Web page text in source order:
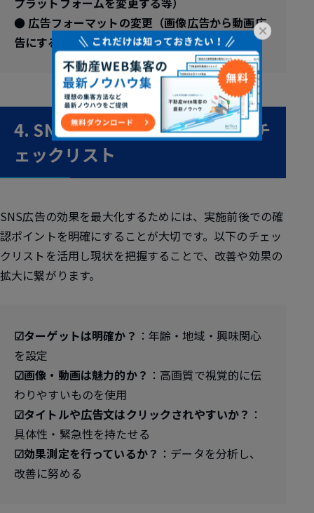
● 広告フォーマットの変更（画像広告から動画広
告にする等）
4. SNS広告を成功させるためのチ
ェックリスト
SNS広告の効果を最大化するためには、実施前後での確
認ポイントを明確にすることが大切です。以下のチェッ
クリストを活用し現状を把握することで、改善や効果の
拡大に繋がります。
☑︎ターゲットは明確か？ ：年齢・地域・興味関心
を設定
☑︎画像・動画は魅力的か？ ：高画質で視覚的に伝
わりやすいものを使用
☑︎タイトルや広告文はクリックされやすいか？ ：
具体性・緊急性を持たせる
☑︎効果測定を行っているか？ ：データを分析し、
改善に努める
×